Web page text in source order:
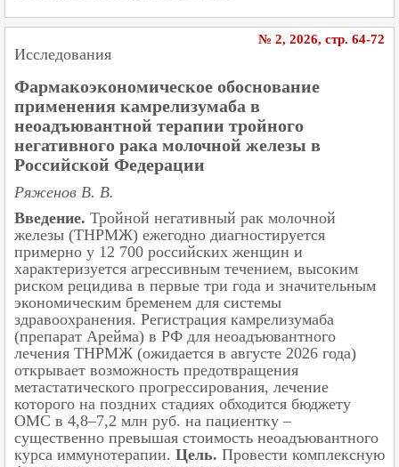
Исследования
Фармакоэкономическое обоснование
применения камрелизумаба в
неоадъювантной терапии тройного
негативного рака молочной железы в
Российской Федерации
Ряженов В. В.
Введение. Тройной негативный рак молочной
железы (ТНРМЖ) ежегодно диагностируется
примерно у 12 700 российских женщин и
характеризуется агрессивным течением, высоким
риском рецидива в первые три года и значительным
экономическим бременем для системы
здравоохранения. Регистрация камрелизумаба
(препарат Арейма) в РФ для неоадъювантного
лечения ТНРМЖ (ожидается в августе 2026 года)
открывает возможность предотвращения
метастатического прогрессирования, лечение
которого на поздних стадиях обходится бюджету
ОМС в 4,8–7,2 млн руб. на пациентку –
существенно превышая стоимость неоадъювантного
курса иммунотерапии. Цель. Провести комплексную
№ 2, 2026, cтр. 64-72